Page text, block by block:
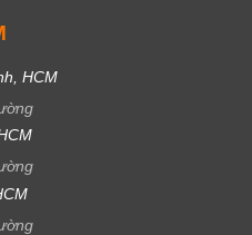
HCM